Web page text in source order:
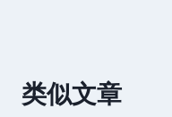
类似文章